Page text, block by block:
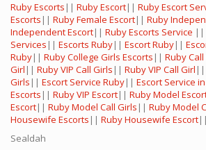
Ruby Escorts || Ruby Escort|| Ruby Escort
Escorts || Ruby Female Escort|| Ruby
Independent Escort|| Ruby Escorts Service ||
Services || Escorts Ruby|| Escort Ruby||
Ruby|| Ruby College Girls Escorts || Ruby
Girl || Ruby VIP Call Girls || Ruby VIP Call Girl ||
Girls || Escort Service Ruby|| Escort Service
Escorts || Ruby VIP Escort|| Ruby Model
Escort|| Ruby Model Call Girls || Ruby Model
Housewife Escorts || Ruby Housewife Escort||
Sealdah